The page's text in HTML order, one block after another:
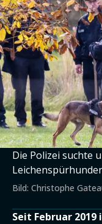
Die Polizei suchte
Bild: Christophe
Seit Februar